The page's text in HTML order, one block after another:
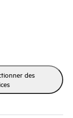
de travail,
à des
généraux,
à trouver des
du service HPE
des